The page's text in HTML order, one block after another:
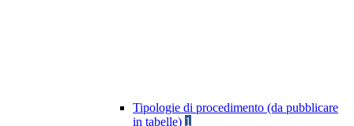
Tipologie di procedimento (da pubblicare
in tabelle) 1